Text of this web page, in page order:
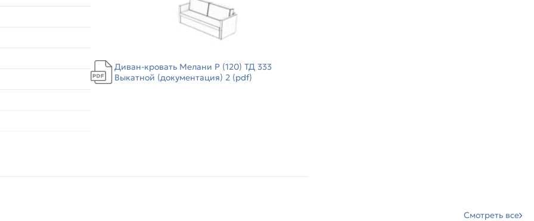
Диван-кровать Мелани Р (120) ТД 333
Выкатной (документация) 2 (pdf)
Смотреть все